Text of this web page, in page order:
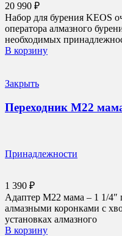
20 990 ₽
Набор для бурения KEOS
оператора алмазного
необходимых
В корзину
Закрыть
Переходник M22
Принадлежности
1 390 ₽
Адаптер M22 мама – 1 1/4″
алмазными коронками с
установках алмазного
В корзину